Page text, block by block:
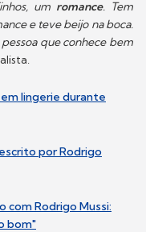
um romance. Tem
e teve beijo na boca.
que conhece bem
lingerie durante
por Rodrigo
com Rodrigo Mussi:
bom"